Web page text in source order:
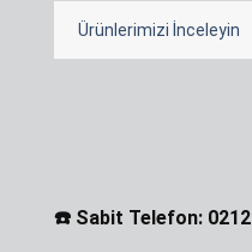
Ürünlerimizi İnceleyin
☎️ Sabit Telefon: 0212